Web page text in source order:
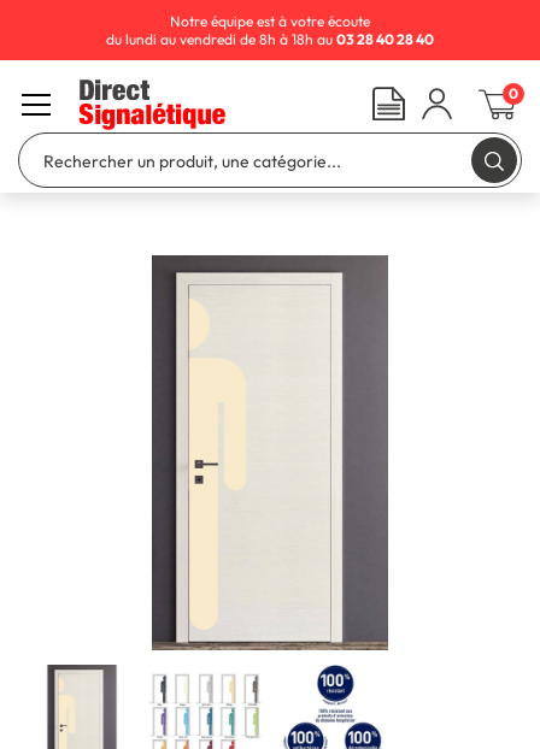
Notre équipe est à votre écoute
du lundi au vendredi de 8h à 18h au 03 28 40 28 40
0